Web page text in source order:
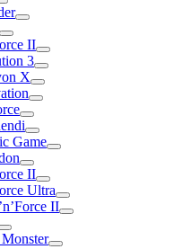
II
3
X
Game
II
Ultra
II
Monster